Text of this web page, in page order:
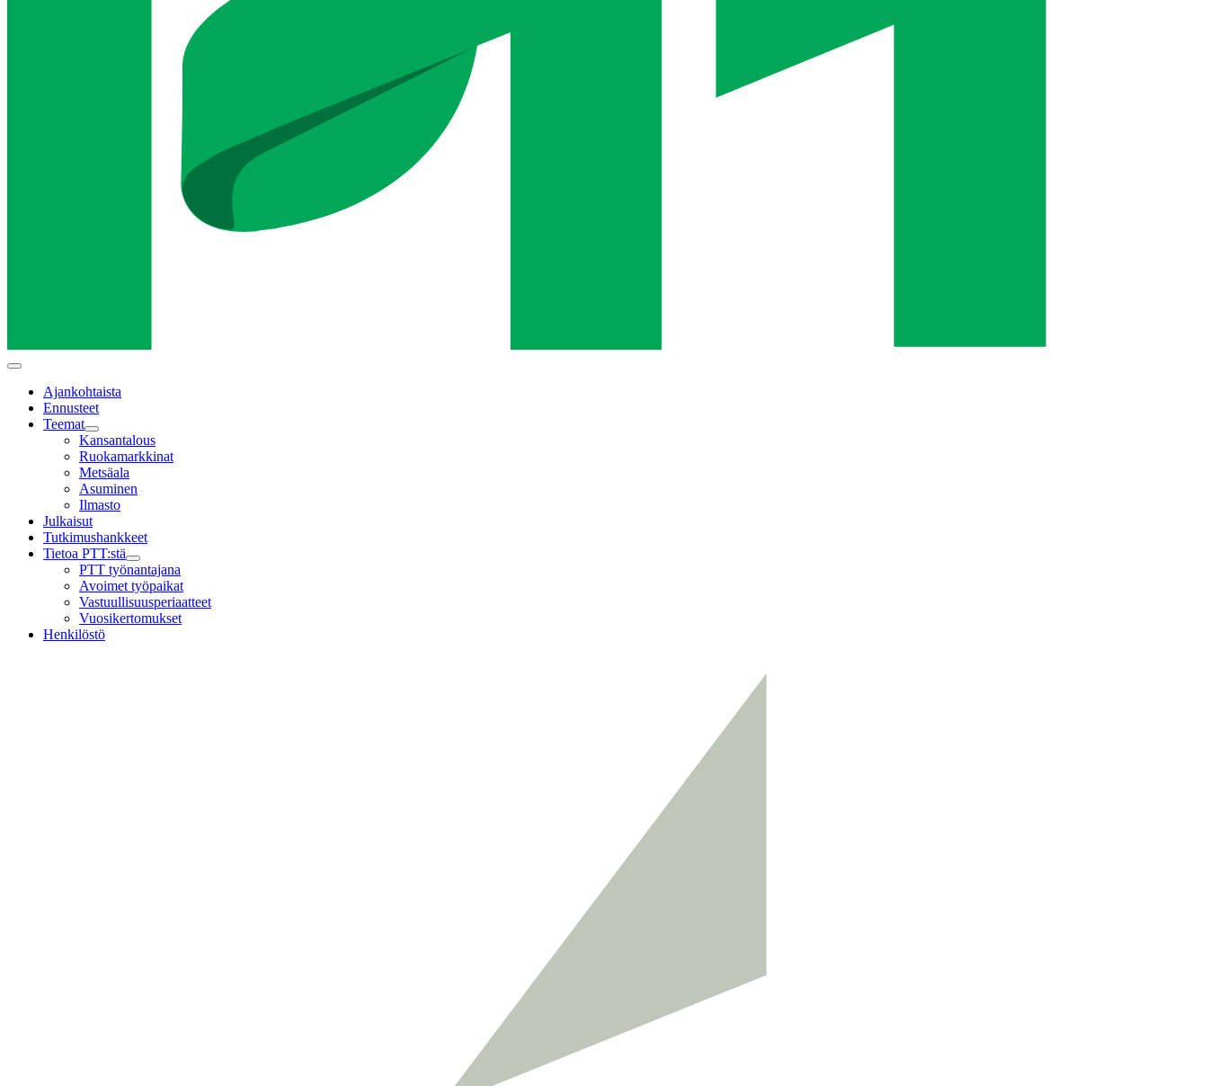
Main
Ajankohtaista
Ennusteet
Teemat
Child
menu
Kansantalous
Ruokamarkkinat
Metsäala
Asuminen
Ilmasto
Julkaisut
Tutkimushankkeet
Tietoa PTT:stä
Child
menu
PTT työnantajana
Avoimet työpaikat
Vastuullisuusperiaatteet
Vuosikertomukset
Henkilöstö